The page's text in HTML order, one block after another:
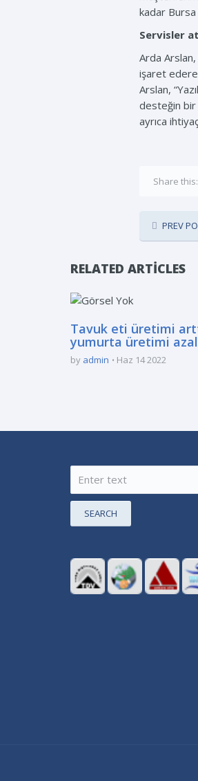
kadar Bursa
Servisler
Arda
işaret
Arslan,
desteğin bir
ayrıca
Share this:
PREV
RELATED ARTICLES
Tavuk eti üretimi
yumurta üretimi
by admin Haz 14 2022
SEARCH